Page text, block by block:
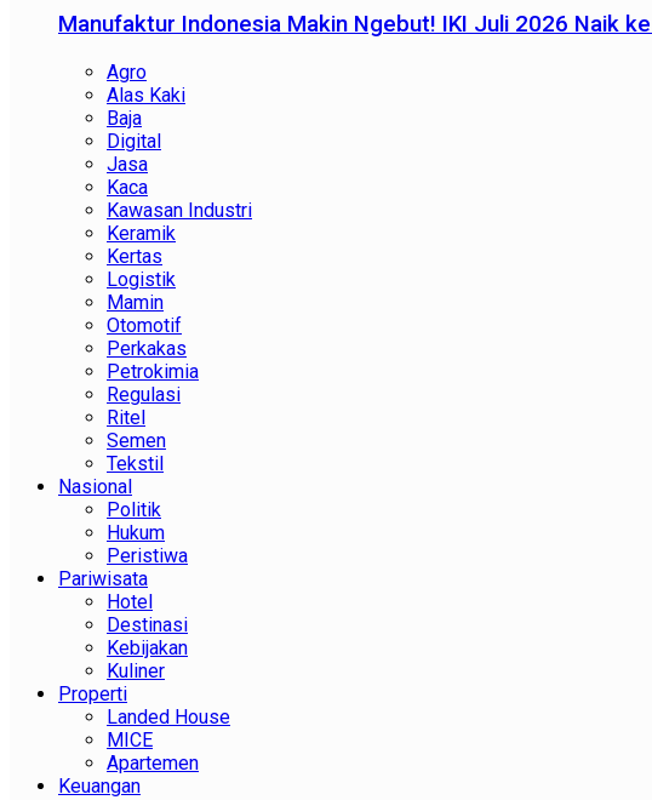
Manufaktur Indonesia Makin Ngebut! IKI Juli 2026 Naik
Agro
Alas Kaki
Baja
Digital
Jasa
Kaca
Kawasan Industri
Keramik
Kertas
Logistik
Mamin
Otomotif
Perkakas
Petrokimia
Regulasi
Ritel
Semen
Tekstil
Nasional
Politik
Hukum
Peristiwa
Pariwisata
Hotel
Destinasi
Kebijakan
Kuliner
Properti
Landed House
MICE
Apartemen
Keuangan